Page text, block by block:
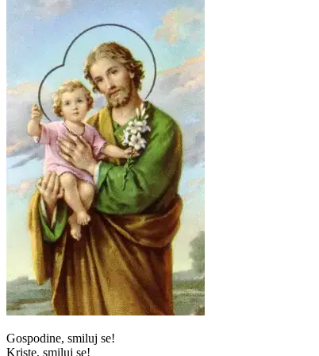
Gospodine, smiluj se!
Kriste, smiluj se!